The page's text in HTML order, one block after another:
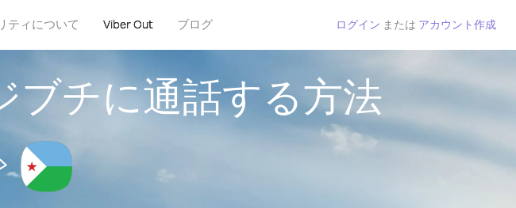
ティについて Viber Out ブログ ログイン または アカウント作成
ブチに通話する方法